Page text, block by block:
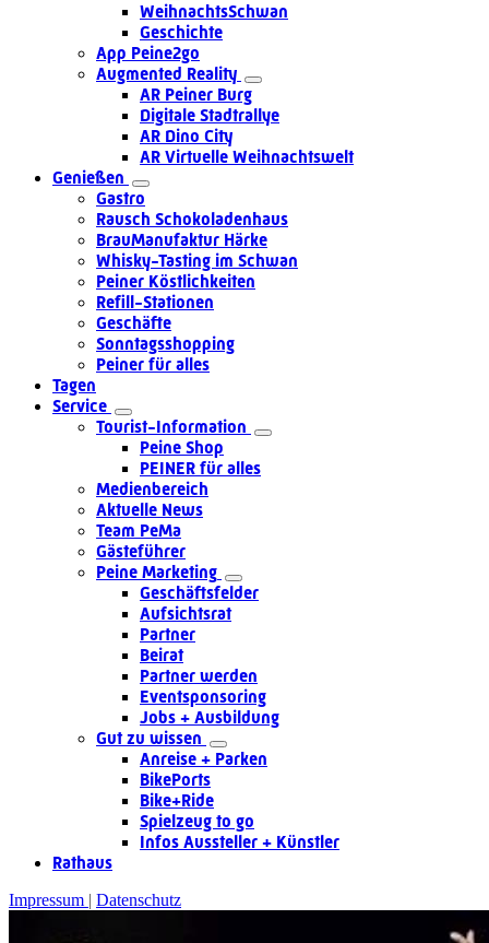
WeihnachtsSchwan
Geschichte
App Peine2go
Augmented Reality
AR Peiner Burg
Digitale Stadtrallye
AR Dino City
AR Virtuelle Weihnachtswelt
Genießen
Gastro
Rausch Schokoladenhaus
BrauManufaktur Härke
Whisky-Tasting im Schwan
Peiner Köstlichkeiten
Refill-Stationen
Geschäfte
Sonntagsshopping
Peiner für alles
Tagen
Service
Tourist-Information
Peine Shop
PEINER für alles
Medienbereich
Aktuelle News
Team PeMa
Gästeführer
Peine Marketing
Geschäftsfelder
Aufsichtsrat
Partner
Beirat
Partner werden
Eventsponsoring
Jobs + Ausbildung
Gut zu wissen
Anreise + Parken
BikePorts
Bike+Ride
Spielzeug to go
Infos Aussteller + Künstler
Rathaus
Impressum Datenschutz